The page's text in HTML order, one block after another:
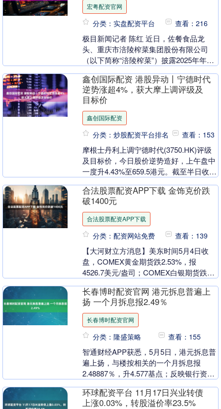
宏粤配资官网
分类：实盘配资平台 查看：216
极目新闻记者 陈红 近日，佐餐食品龙
头、重庆市涪陵榨菜集团股份有限公司
（以下简称“涪陵榨菜”）披露2025年年
同比小幅增....
鑫创国际配资 港股异动丨宁德时代
逆势涨超4%，获大摩上调评级及
目标价
鑫创国际配资
分类：炒股配资平台排名 查看：153
摩根士丹利上调宁德时代(3750.HK)评级
及目标价，今日股价逆势造好，上午盘中
一度升4.43%至659.5港元。截至半日收盘
合法股票配资APP下载 金饰克价跌
破1400元
合法股票配资APP下载
分类：配资网站免费 查看：139
【大河财立方消息】美东时间5月4日收
盘，COMEX黄金期货跌2.53%，报
4526.7美元/盎司；COMEX白银期货跌
长春博时配资官网 港元拆息普遍上
扬 一个月拆息报2.49％
长春博时配资官网
分类：隆盛策略 查看：155
智通财经APP获悉，5月5日，港元拆息普
遍上扬，与楼按相关的一个月拆息报
2.48887％，升4.577基点；反映银行资金
环球配资平台 11月17日兴业转债
上涨0.03%，转股溢价率23.5%